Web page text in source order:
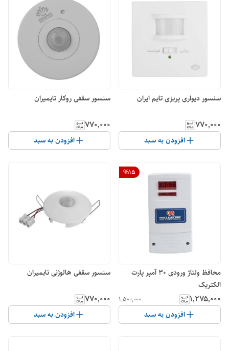
سنسور دیواری پریزی تایم ایران
۷۷۰٬۰۰۰
افزودن به سبد
سنسور سقفی روکار تایمیران
۷۷۰٬۰۰۰
افزودن به سبد
%15
محافظ ولتاژ ورودی 30 آمپر پارت
الکتریک
۱٬۲۷۵٬۰۰۰ ۱٬۵۰۰٬۰۰۰
افزودن به سبد
سنسور سقفی هالوژنی تایمیران
۷۷۰٬۰۰۰
افزودن به سبد